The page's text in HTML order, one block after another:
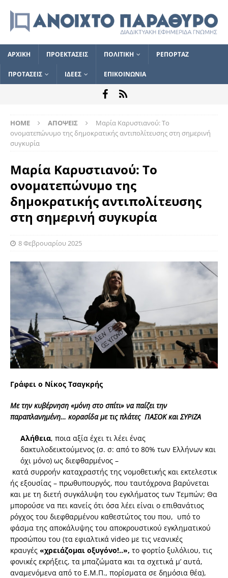
ΑΡΧΙΚΗ ΠΡΟΕΚΤΑΣΕΙΣ ΠΟΛΙΤΙΚΗ ΡΕΠΟΡΤΑΖ
ΠΡΟΤΑΣΕΙΣ ΙΔΕΕΣ ΕΠΙΚΟΙΝΩΝΙΑ
HOME ΑΠΟΨΕΙΣ
Μαρία Καρυστιανού: Το
ονοματεπώνυμο της δημοκρατικής αντιπολίτευσης στη σημερινή
συγκυρία
Μαρία Καρυστιανού: Το
ονοματεπώνυμο της
δημοκρατικής αντιπολίτευσης
στη σημερινή συγκυρία
8 Φεβρουαρίου 2025
Γράφει ο Νίκος Τσαγκρής
Με την κυβέρνηση «μόνη στο σπίτι» να παίζει την
παραπλανημένη… κορασίδα με τις πλάτες ΠΑΣΟΚ και ΣΥΡΙΖΑ
Αλήθεια, ποια αξία έχει τι λέει ένας
δακτυλοδεικτούμενος (σ. σ: από το 80% των Ελλήνων και
όχι μόνο) ως διεφθαρμένος –
κατά συρροήν καταχραστής της νομοθετικής και εκτελεστικ
ής εξουσίας – πρωθυπουργός, που ταυτόχρονα βαρύνεται
και με τη διετή συγκάλυψη του εγκλήματος των Τεμπών; Θα
μπορούσε να πει κανείς ότι όσα λέει είναι o επιθανάτιος
ρόγχος του διεφθαρμένου καθεστώτος του που, υπό το
φάσμα της αποκάλυψης του αποκρουστικού εγκληματικού
προσώπου του (τα εφιαλτικά video με τις νεανικές
κραυγές «χρειάζομαι οξυγόνο!..», το φορτίο ξυλόλιου, τις
φονικές εκρήξεις, τα μπαζώματα και τα σχετικά μ’ αυτά,
αναμενόμενα από το Ε.Μ.Π., πορίσματα σε δημόσια θέα),